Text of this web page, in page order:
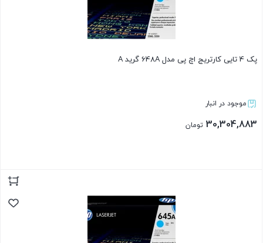
پک 4 تایی کارتریج اچ پی مدل 648A گرید A
موجود در انبار
30,304,883 تومان